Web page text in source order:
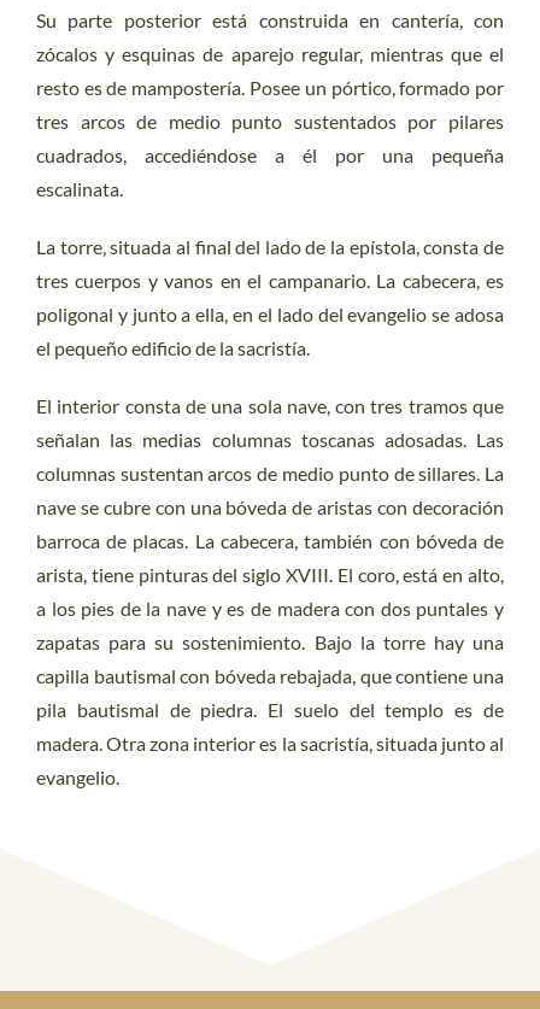
Su parte posterior está construida en cantería, con
zócalos y esquinas de aparejo regular, mientras que el
resto es de mampostería. Posee un pórtico, formado por
tres arcos de medio punto sustentados por pilares
cuadrados, accediéndose a él por una pequeña
escalinata.
La torre, situada al final del lado de la epístola, consta de
tres cuerpos y vanos en el campanario. La cabecera, es
poligonal y junto a ella, en el lado del evangelio se adosa
el pequeño edificio de la sacristía.
El interior consta de una sola nave, con tres tramos que
señalan las medias columnas toscanas adosadas. Las
columnas sustentan arcos de medio punto de sillares. La
nave se cubre con una bóveda de aristas con decoración
barroca de placas. La cabecera, también con bóveda de
arista, tiene pinturas del siglo XVIII. El coro, está en alto,
a los pies de la nave y es de madera con dos puntales y
zapatas para su sostenimiento. Bajo la torre hay una
capilla bautismal con bóveda rebajada, que contiene una
pila bautismal de piedra. El suelo del templo es de
madera. Otra zona interior es la sacristía, situada junto al
evangelio.